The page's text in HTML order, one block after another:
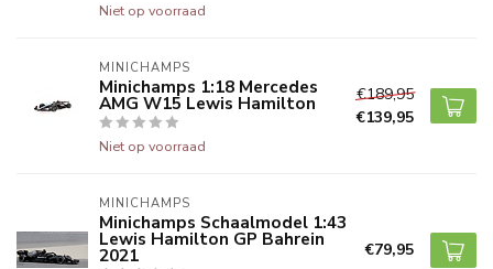
Niet op voorraad
MINICHAMPS
Minichamps 1:18 Mercedes
AMG W15 Lewis Hamilton
Niet op voorraad
€189,95
€139,95
MINICHAMPS
Minichamps Schaalmodel 1:43
Lewis Hamilton GP Bahrein
2021 €79,95